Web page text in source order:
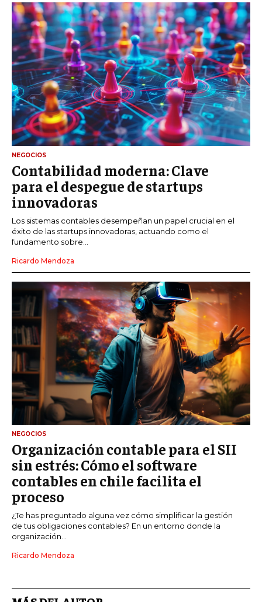
NEGOCIOS
Contabilidad moderna: Clave
para el despegue de startups
innovadoras
Los sistemas contables desempeñan un papel crucial en el
éxito de las startups innovadoras, actuando como el
fundamento sobre...
Ricardo Mendoza
NEGOCIOS
Organización contable para el SII
sin estrés: Cómo el software
contables en chile facilita el
proceso
¿Te has preguntado alguna vez cómo simplificar la gestión
de tus obligaciones contables? En un entorno donde la
organización...
Ricardo Mendoza